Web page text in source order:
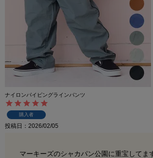
ナイロンパイピングラインパンツ
購入者
投稿日 2026/02/05
マーキーズのシャカパン公園に重宝してま